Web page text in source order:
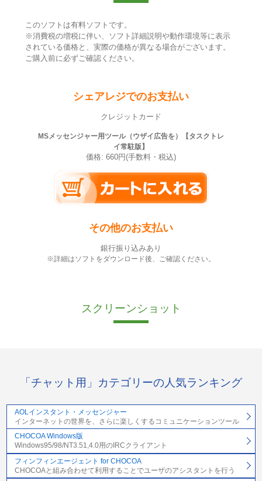
このソフトは有料ソフトです。
※消費税の増税に伴い、ソフト詳細説明や動作環境等に表示
されている価格と、実際の価格が異なる場合がございます。
ご購入前に必ずご確認ください。
シェアレジでのお支払い
クレジットカード
MSメッセンジャー用ツール（ウザイ広告を）【タスクトレ
イ常駐版】
価格: 660円(手数料・税込)
その他のお支払い
銀行振り込みあり
※詳細はソフトをダウンロード後、ご確認ください。
スクリーンショット
「チャット用」カテゴリーの人気ランキング
AOLインスタント・メッセンジャー
インターネットの世界を、さらに楽しくするコミュニケーションツール
CHOCOA Windows版
Windows95/98/NT3.51,4.0用のIRCクライアント
フィンフィンエージェント for CHOCOA
CHOCOAと組み合わせて利用することでユーザのアシスタントを行う